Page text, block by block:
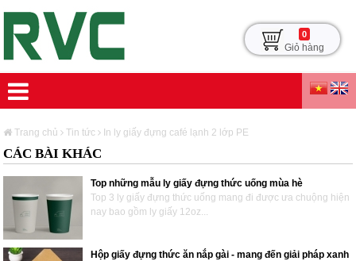
0
Giỏ hàng
Trang chủ Tin tức In ly giấy đựng café lạnh 2 lớp PE
CÁC BÀI KHÁC
Top những mẫu ly giấy đựng thức uống mùa hè
Top 3 ly giấy đựng thức uống mang đi được ưa chuộng hiện
nay bao gồm ly giấy 12oz...
Hộp giấy đựng thức ăn nắp gài - mang đến giải pháp xanh